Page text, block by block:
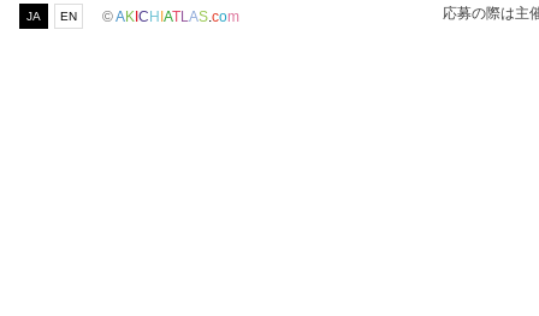
JA EN ©AK C H ATLAS.com 応募の際は主